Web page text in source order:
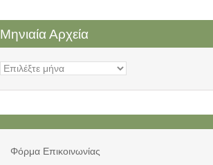
Μηνιαία Αρχεία
Μηνιαία
Φόρμα Επικοινωνίας